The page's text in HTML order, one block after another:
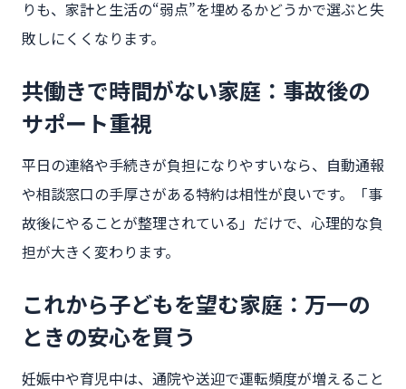
りも、家計と生活の“弱点”を埋めるかどうかで選ぶと失
敗しにくくなります。
共働きで時間がない家庭：事故後の
サポート重視
平日の連絡や手続きが負担になりやすいなら、自動通報
や相談窓口の手厚さがある特約は相性が良いです。「事
故後にやることが整理されている」だけで、心理的な負
担が大きく変わります。
これから子どもを望む家庭：万一の
ときの安心を買う
妊娠中や育児中は、通院や送迎で運転頻度が増えること